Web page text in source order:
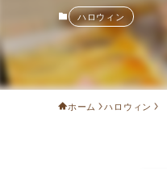
ハロウィン
ホーム ハロウィン